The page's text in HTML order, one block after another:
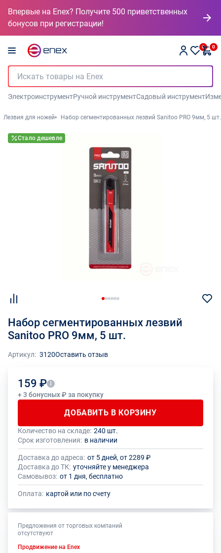
Впервые на Enex? Получите 500 приветственных
бонусов при регистрации!
0 0
ЭлектроинструментРучной инструментСадовый инструмент
Лезвия для ножей Набор сегментированных лезвий Sanitoo PRO 9мм, 5 шт.
Стало дешевле
Набор сегментированных лезвий
Sanitoo PRO 9мм, 5 шт.
Артикул: 3120Оставить отзыв
159 ₽
+ 3 бонусных ₽ за покупку
ДОБАВИТЬ В КОРЗИНУ
Общее количество данного товара должно быть кратно размеру
упаковки (1 шт.)
На данный товар производителем установлено ограничение по
размеру минимального заказа
Количество на складе: 240 шт.
Срок изготовления: в наличии
Доставка до адреса: от 5 дней, от 2289 ₽
Доставка до ТК: уточняйте у менеджера
Самовывоз: от 1 дня, бесплатно
Оплата: картой или по счету
Предложения от торговых компаний
отсутствуют
Продвижение на Enex